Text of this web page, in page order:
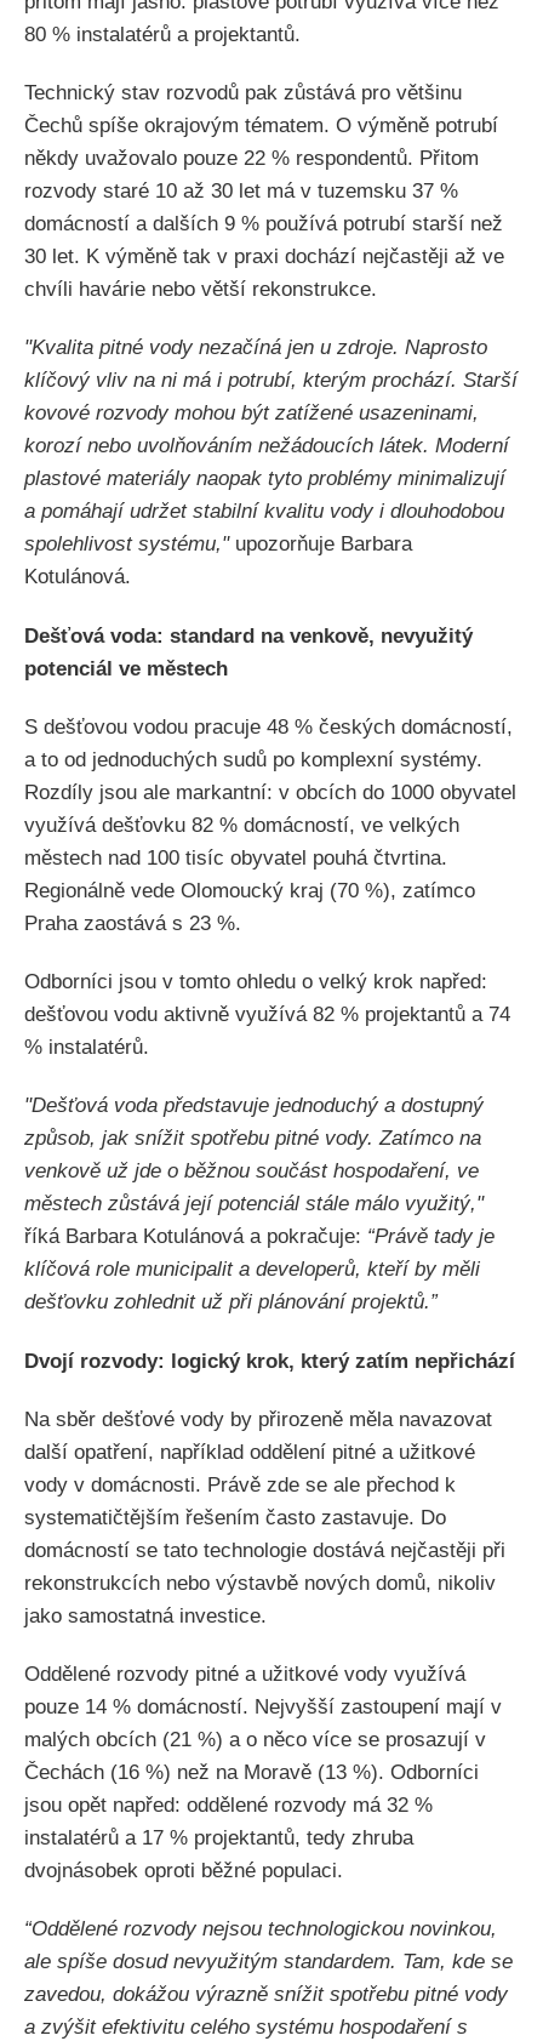
80 % instalatérů a projektantů.
Technický stav rozvodů pak zůstává pro většinu
Čechů spíše okrajovým tématem. O výměně potrubí
někdy uvažovalo pouze 22 % respondentů. Přitom
rozvody staré 10 až 30 let má v tuzemsku 37 %
domácností a dalších 9 % používá potrubí starší než
30 let. K výměně tak v praxi dochází nejčastěji až ve
chvíli havárie nebo větší rekonstrukce.
"Kvalita pitné vody nezačíná jen u zdroje. Naprosto
klíčový vliv na ni má i potrubí, kterým prochází. Starší
kovové rozvody mohou být zatížené usazeninami,
korozí nebo uvolňováním nežádoucích látek. Moderní
plastové materiály naopak tyto problémy minimalizují
a pomáhají udržet stabilní kvalitu vody i dlouhodobou
spolehlivost systému," upozorňuje Barbara
Kotulánová.
Dešťová voda: standard na venkově, nevyužitý
potenciál ve městech
S dešťovou vodou pracuje 48 % českých domácností,
a to od jednoduchých sudů po komplexní systémy.
Rozdíly jsou ale markantní: v obcích do 1000 obyvatel
využívá dešťovku 82 % domácností, ve velkých
městech nad 100 tisíc obyvatel pouhá čtvrtina.
Regionálně vede Olomoucký kraj (70 %), zatímco
Praha zaostává s 23 %.
Odborníci jsou v tomto ohledu o velký krok napřed:
dešťovou vodu aktivně využívá 82 % projektantů a 74
% instalatérů.
"Dešťová voda představuje jednoduchý a dostupný
způsob, jak snížit spotřebu pitné vody. Zatímco na
venkově už jde o běžnou součást hospodaření, ve
městech zůstává její potenciál stále málo využitý,"
říká Barbara Kotulánová a pokračuje: “Právě tady je
klíčová role municipalit a developerů, kteří by měli
dešťovku zohlednit už při plánování projektů.”
Dvojí rozvody: logický krok, který zatím nepřichází
Na sběr dešťové vody by přirozeně měla navazovat
další opatření, například oddělení pitné a užitkové
vody v domácnosti. Právě zde se ale přechod k
systematičtějším řešením často zastavuje. Do
domácností se tato technologie dostává nejčastěji při
rekonstrukcích nebo výstavbě nových domů, nikoliv
jako samostatná investice.
Oddělené rozvody pitné a užitkové vody využívá
pouze 14 % domácností. Nejvyšší zastoupení mají v
malých obcích (21 %) a o něco více se prosazují v
Čechách (16 %) než na Moravě (13 %). Odborníci
jsou opět napřed: oddělené rozvody má 32 %
instalatérů a 17 % projektantů, tedy zhruba
dvojnásobek oproti běžné populaci.
“Oddělené rozvody nejsou technologickou novinkou,
ale spíše dosud nevyužitým standardem. Tam, kde se
zavedou, dokážou výrazně snížit spotřebu pitné vody
a zvýšit efektivitu celého systému hospodaření s